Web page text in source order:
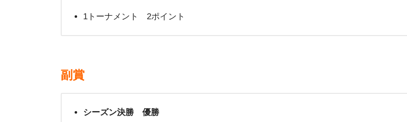
1トーナメント 2ポイント
副賞
シーズン決勝 優勝